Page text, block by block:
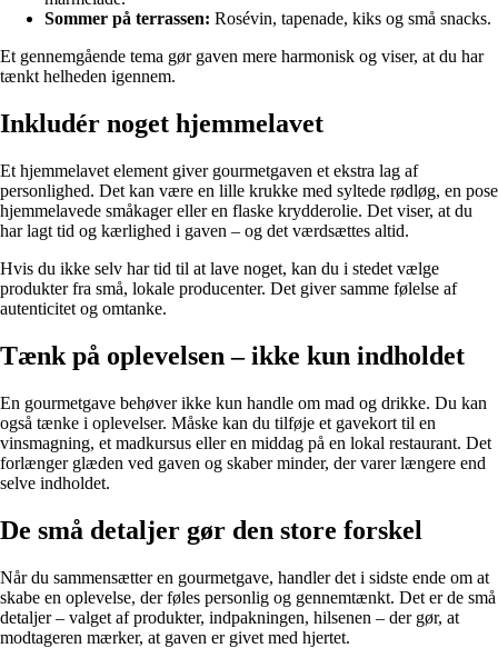
Sommer på terrassen: Rosévin, tapenade, kiks og små snacks.
Et gennemgående tema gør gaven mere harmonisk og viser, at du har
tænkt helheden igennem.
Inkludér noget hjemmelavet
Et hjemmelavet element giver gourmetgaven et ekstra lag af
personlighed. Det kan være en lille krukke med syltede rødløg, en pose
hjemmelavede småkager eller en flaske krydderolie. Det viser, at du
har lagt tid og kærlighed i gaven – og det værdsættes altid.
Hvis du ikke selv har tid til at lave noget, kan du i stedet vælge
produkter fra små, lokale producenter. Det giver samme følelse af
autenticitet og omtanke.
Tænk på oplevelsen – ikke kun indholdet
En gourmetgave behøver ikke kun handle om mad og drikke. Du kan
også tænke i oplevelser. Måske kan du tilføje et gavekort til en
vinsmagning, et madkursus eller en middag på en lokal restaurant. Det
forlænger glæden ved gaven og skaber minder, der varer længere end
selve indholdet.
De små detaljer gør den store forskel
Når du sammensætter en gourmetgave, handler det i sidste ende om at
skabe en oplevelse, der føles personlig og gennemtænkt. Det er de små
detaljer – valget af produkter, indpakningen, hilsenen – der gør, at
modtageren mærker, at gaven er givet med hjertet.